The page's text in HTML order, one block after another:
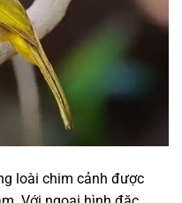
loài chim cảnh được